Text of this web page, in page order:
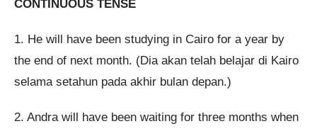
CONTINUOUS TENSE
1. He will have been studying in Cairo for a year by
the end of next month. (Dia akan telah belajar di Kairo
selama setahun pada akhir bulan depan.)
2. Andra will have been waiting for three months when